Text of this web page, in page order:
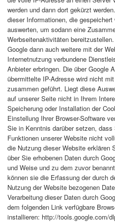
werden und dann dort gekürzt
dieser Informationen, die
auswerten, um sodann eine
Werbseitenaktivitäten
Google dann auch weitere mit der
Internetnutzung verbundene
Anbieter erbringen. Die über Google
übermittelte IP-Adresse wird nicht
zusammen geführt. Liegt diese
auf unserer Seite nicht in Ihrem
Speicherung oder Installation der
Einstellung Ihrer Browser-Software
Sie in Kenntnis darüber setzen,
Funktionen unserer Website nicht
die Nutzung dieser Website erklären
über Sie erhobenen Daten durch
und Weise und zu dem zuvor
können sie die Erfassung der durch
Nutzung der Website bezogenen
Verarbeitung dieser Daten durch
dem folgenden Link verfügbare
installieren: http://tools.google.com/